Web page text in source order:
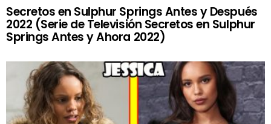
Secretos en Sulphur Springs Antes y Después
2022 (Serie de Televisión Secretos en Sulphur
Springs Antes y Ahora 2022)